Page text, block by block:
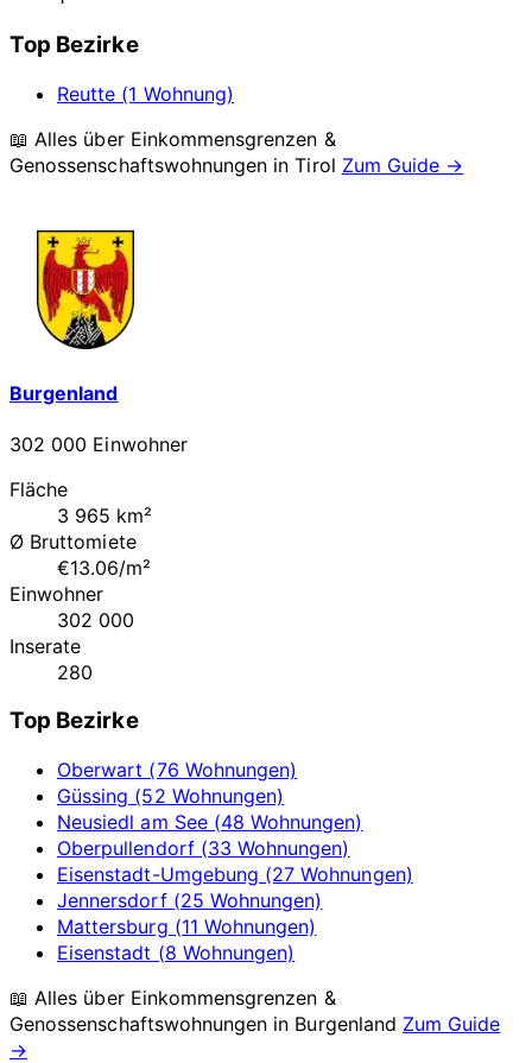
Top Bezirke
Reutte (1 Wohnung)
📖 Alles über Einkommensgrenzen &
Genossenschaftswohnungen inTirol Zum Guide →
Burgenland
302 000 Einwohner
Fläche
3 965 km²
Ø Bruttomiete
€13.06/m²
Einwohner
302 000
Inserate
280
Top Bezirke
Oberwart (76 Wohnungen)
Güssing (52 Wohnungen)
Neusiedl am See (48 Wohnungen)
Oberpullendorf (33 Wohnungen)
Eisenstadt-Umgebung (27 Wohnungen)
Jennersdorf (25 Wohnungen)
Mattersburg (11 Wohnungen)
Eisenstadt (8 Wohnungen)
📖 Alles über Einkommensgrenzen &
Genossenschaftswohnungen in Burgenland Zum Guide
→